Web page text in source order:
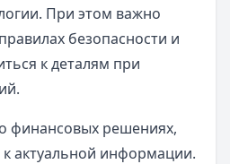
При этом важно
безопасности и
к деталям при
финансовых решениях,
актуальной информации.